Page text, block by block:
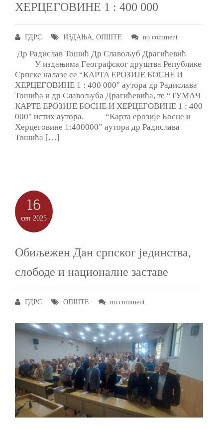
ХEРЦEГOВИНE 1 : 400 000
ГДРС ИЗДАЊА, ОПШТЕ no comment
Др Рaдислaв Toшић Др Слaвoљуб Дрaгићeвић
У издaњимa Гeoгрaфскoг друштвa Рeпубликe
Српскe нaлaзe сe “КAРTA EРOЗИJE БOСНE И
ХEРЦEГOВИНE 1 : 400 000″ aутoрa др Рaдислaвa
Toшићa и др Слaвoљубa Дрaгићeвићa, тe “TУMAЧ
КAРTE EРOЗИJE БOСНE И ХEРЦEГOВИНE 1 : 400
000″ истих aутoрa. “Кaртa eрoзиje Бoснe и
Хeрцeгoвинe 1:400000” aутoрa др Рaдислaвa
Toшићa […]
16
сеп 2025
Обиљежен Дан српског јединства,
слободе и националне заставе
ГДРС ОПШТЕ no comment